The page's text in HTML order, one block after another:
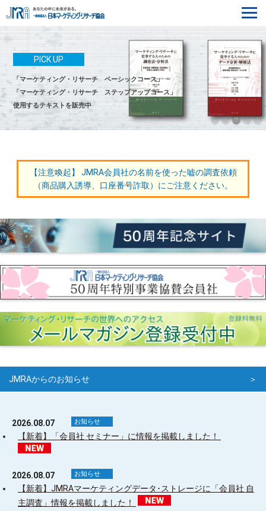
PICK UP
「マーケティング・リサーチ ベーシックコース」
「マーケティング・リサーチ ステップアップコース」
使用するテキストを販売中
【注意喚起】 JMRA会員社の名前を使った嘘の調査依頼
（商品購入誘導、口座番号詐取）にご注意ください。
JMRAからのお知らせ ＞
2026.08.07 お知らせ
【新着】「会員社 セミナー」に情報を掲載しました！
2026.08.07 お知らせ
【新着】JMRAマーケティングデータ･ストレージに「会員社 自
主調査」情報を掲載しました！